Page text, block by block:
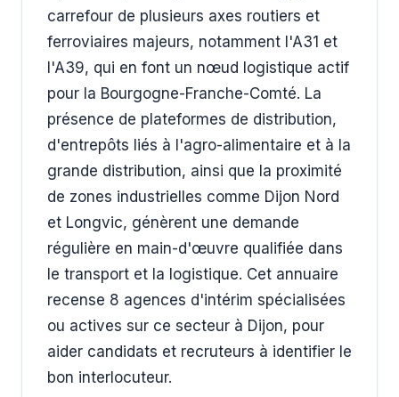
carrefour de plusieurs axes routiers et
ferroviaires majeurs, notamment l'A31 et
l'A39, qui en font un nœud logistique actif
pour la Bourgogne-Franche-Comté. La
présence de plateformes de distribution,
d'entrepôts liés à l'agro-alimentaire et à la
grande distribution, ainsi que la proximité
de zones industrielles comme Dijon Nord
et Longvic, génèrent une demande
régulière en main-d'œuvre qualifiée dans
le transport et la logistique. Cet annuaire
recense 8 agences d'intérim spécialisées
ou actives sur ce secteur à Dijon, pour
aider candidats et recruteurs à identifier le
bon interlocuteur.